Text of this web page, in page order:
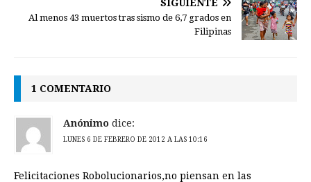
SIGUIENTE
Al menos 43 muertos tras sismo de 6,7 grados en
Filipinas
1 COMENTARIO
Anónimo dice:
LUNES 6 DE FEBRERO DE 2012 A LAS 10:16
Felicitaciones Robolucionarios,no piensan en las